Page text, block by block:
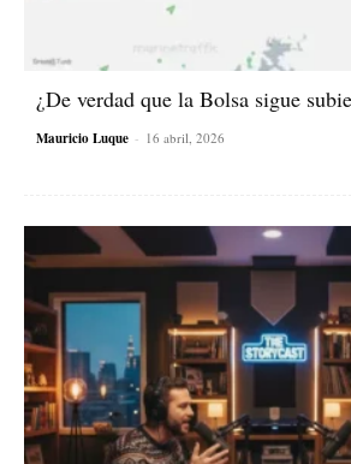
¿De verdad que la Bolsa sigue
Mauricio Luque - 16 abril, 2026